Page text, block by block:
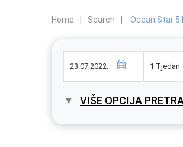
Home Search Ocean Star
1 Tjedan
VIŠE OPCIJA